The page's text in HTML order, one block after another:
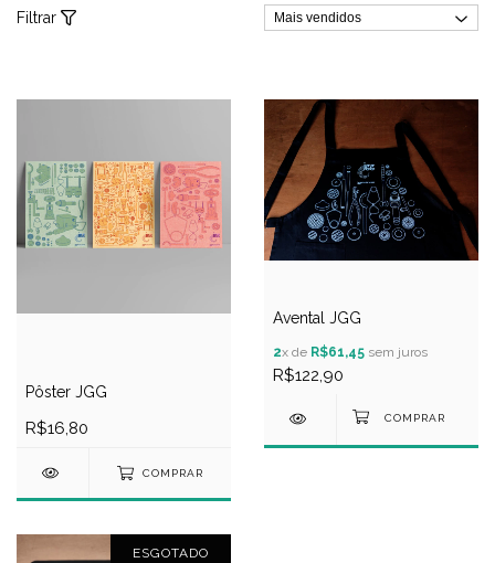
Filtrar
Pôster JGG
R$16,80
COMPRAR
Avental JGG
2x de R$61,45 sem juros
R$122,90
ESGOTADO